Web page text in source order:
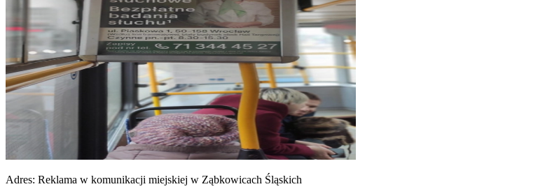
Adres: Reklama w komunikacji miejskiej w Ząbkowicach Śląskich